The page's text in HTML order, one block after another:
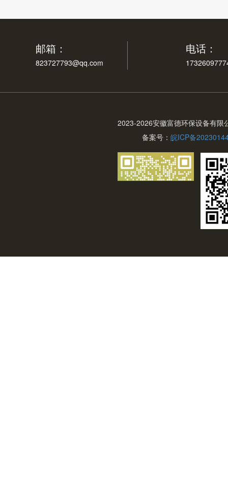
邮箱：
823727793@qq.com
电话：
2023-2026安徽富德环保设备有限
备案号： 皖ICP备